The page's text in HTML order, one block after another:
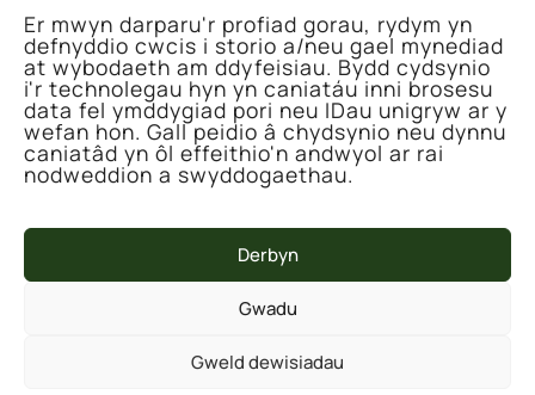
Er mwyn darparu'r profiad gorau, rydym yn
defnyddio cwcis i storio a/neu gael mynediad
at wybodaeth am ddyfeisiau. Bydd cydsynio
i'r technolegau hyn yn caniatáu inni brosesu
data fel ymddygiad pori neu IDau unigryw ar y
wefan hon. Gall peidio â chydsynio neu dynnu
caniatâd yn ôl effeithio'n andwyol ar rai
nodweddion a swyddogaethau.
Derbyn
Gwadu
Gweld dewisiadau
© 2026 Canolfan Gadwraeth Fferm Denmarc
gan Lywodraeth y DU drwy Gronfa Ffyniant